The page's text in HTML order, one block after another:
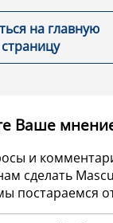
на главную
страницу
Ваше
и
сделать
постараемся